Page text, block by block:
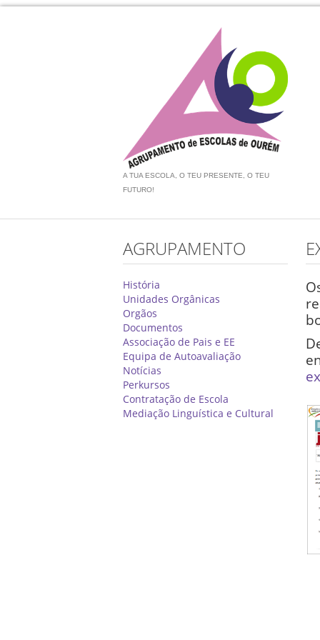
A TUA ESCOLA, O TEU PRESENTE, O TEU
FUTURO!
AGRUPAMENTO
História
Unidades Orgânicas
Orgãos
Documentos
Associação de Pais e EE
Equipa de Autoavaliação
Notícias
Perkursos
Contratação de Escola
Mediação Linguística e Cultural